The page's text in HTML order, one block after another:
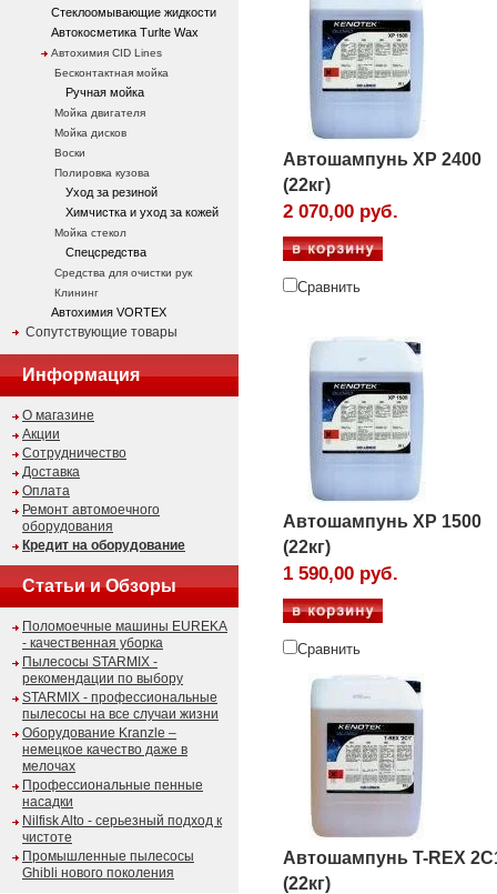
Стеклоомывающие жидкости
Автокосметика Turlte Wax
Автохимия CID Lines
Бесконтактная мойка
Ручная мойка
Мойка двигателя
Мойка дисков
Воски
Полировка кузова
Уход за резиной
Химчистка и уход за кожей
Мойка стекол
Спецсредства
Средства для очистки рук
Клининг
Автохимия VORTEX
Сопутствующие товары
Информация
О магазине
Акции
Сотрудничество
Доставка
Оплата
Ремонт автомоечного
оборудования
Кредит на оборудование
Статьи и Обзоры
Поломоечные машины EUREKA
- качественная уборка
Пылесосы STARMIX -
рекомендации по выбору
STARMIX - профессиональные
пылесосы на все случаи жизни
Оборудование Kranzle –
немецкое качество даже в
мелочах
Профессиональные пенные
насадки
Nilfisk Alto - серьезный подход к
чистоте
Промышленные пылесосы
Ghibli нового поколения
Автошампунь XP 2400
(22кг)
2 070,00 руб.
Сравнить
Автошампунь XP 1500
(22кг)
1 590,00 руб.
Сравнить
Автошампунь T-REX
(22кг)